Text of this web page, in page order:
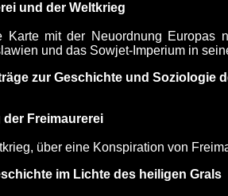
und der Weltkrieg
Karte mit der Neuordnung Europas
und das Sowjet-Imperium in
zur Geschichte und Soziologie
Freimaurerei
über eine Konspiration von
im Lichte des heiligen Grals